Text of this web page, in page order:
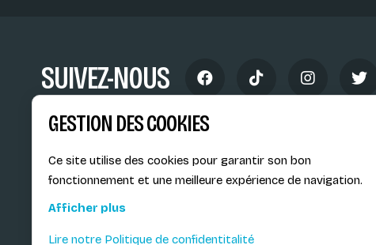
SUIVEZ-NOUS
73201 Albertville Cedex
GESTION DES COOKIES
Ce site utilise des cookies pour garantir son bon
fonctionnement et une meilleure expérience de navigation.
Afficher plus
Lire notre Politique de confidentitalité